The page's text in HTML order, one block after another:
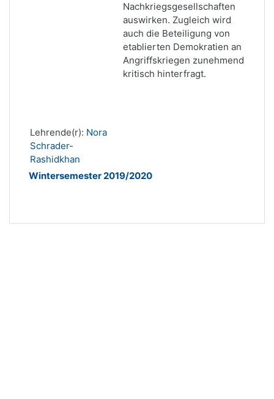
Nachkriegsgesellschaften
auswirken. Zugleich wird
auch die Beteiligung von
etablierten Demokratien an
Angriffskriegen zunehmend
kritisch hinterfragt.
Lehrende(r): Nora
Schrader-
Rashidkhan
Wintersemester 2019/2020